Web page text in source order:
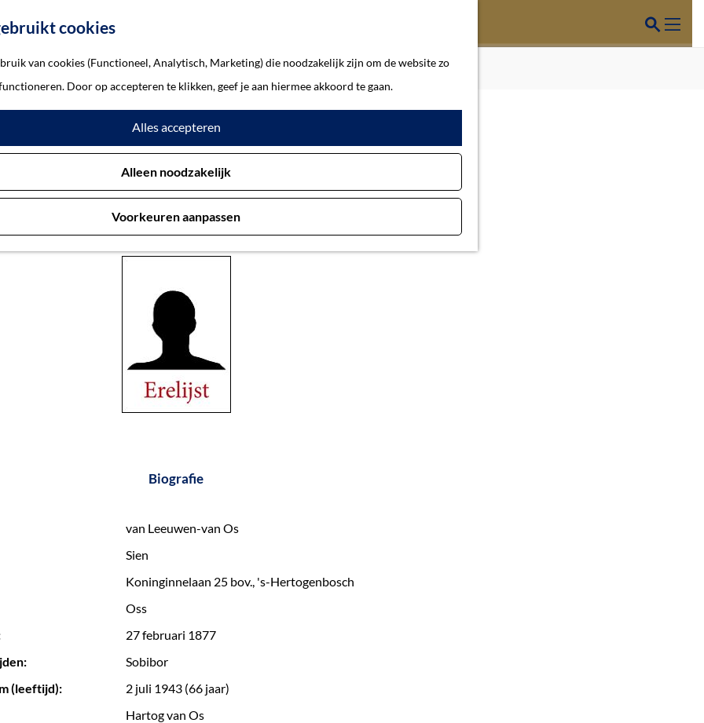
cookies
van cookies (Functioneel, Analytisch, Marketing) die noodzakelijk zijn om de website zo
Door op accepteren te klikken, geef je aan hiermee akkoord te gaan.
Alles accepteren
Alleen noodzakelijk
Voorkeuren aanpassen
Z
oM
Os, Sien van
van Os, Sien van
Oss 27-2-1877 — Sobibor 2-7-1943
Biografie
van Leeuwen-van Os
Sien
Koninginnelaan 25 bov., 's-Hertogenbosch
Oss
27 februari 1877
Sobibor
(leeftijd):
2 juli 1943 (66 jaar)
Hartog van Os